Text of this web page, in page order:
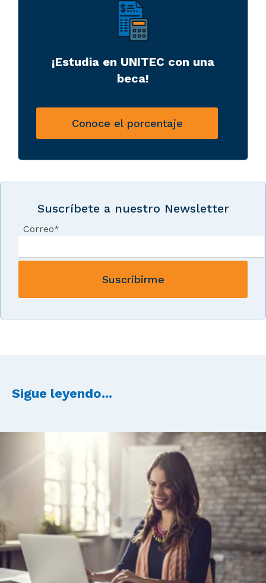
¡Estudia en UNITEC con una
beca!
Conoce el porcentaje
Suscríbete a nuestro Newsletter
Correo*
Sigue leyendo...